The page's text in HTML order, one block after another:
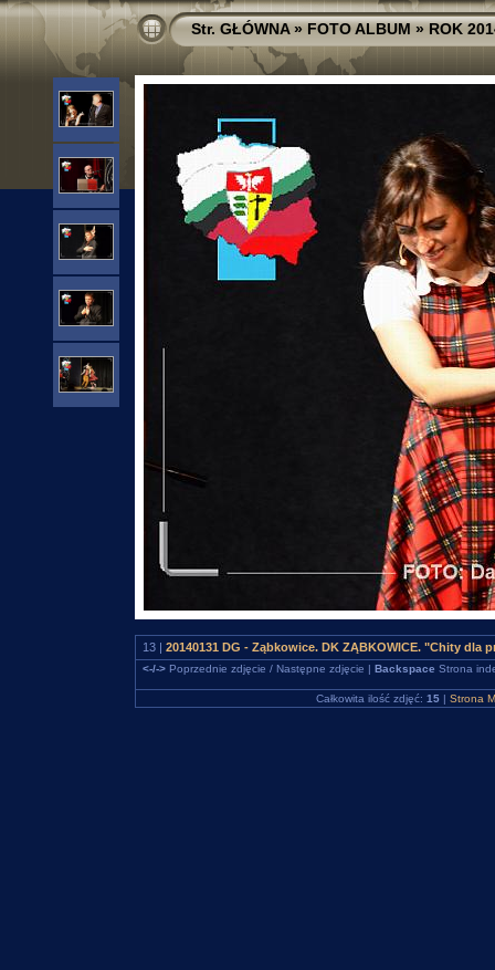
Str. GŁÓWNA»FOTO ALBUM»ROK
13 | 20140131 DG - Ząbkowice. DK ZĄBKOWICE. "Chity
<-/->Poprzednie zdjęcie / Następne zdjęcie | Backspace Strona
Całkowita ilość zdjęć: 15 | Strona